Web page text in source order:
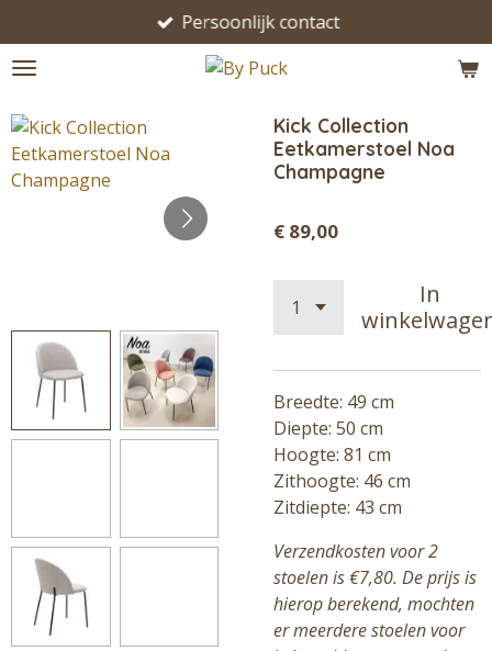
direct
naar
hoofdinhoud
Persoonlijk contact
Kick Collection
Eetkamerstoel Noa
Champagne
€ 89,00
In
Breedte: 49 cm
Diepte: 50 cm
Hoogte: 81 cm
Zithoogte: 46 cm
Zitdiepte: 43 cm
Verzendkosten voor 2
stoelen is €7,80. De prijs is
hierop berekend, mochten
er meerdere stoelen voor